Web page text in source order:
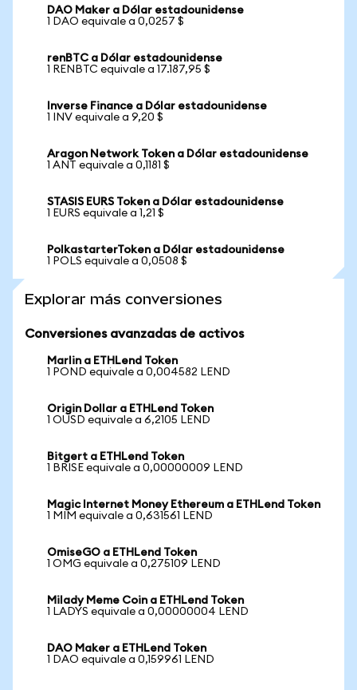
DAO Maker a Dólar estadounidense
1 DAO equivale a 0,0257 $
renBTC a Dólar estadounidense
1 RENBTC equivale a 17.187,95 $
Inverse Finance a Dólar estadounidense
1 INV equivale a 9,20 $
Aragon Network Token a Dólar estadounidense
1 ANT equivale a 0,1181 $
STASIS EURS Token a Dólar estadounidense
1 EURS equivale a 1,21 $
PolkastarterToken a Dólar estadounidense
1 POLS equivale a 0,0508 $
Explorar más conversiones
Conversiones avanzadas de activos
Marlin a ETHLend Token
1 POND equivale a 0,004582 LEND
Origin Dollar a ETHLend Token
1 OUSD equivale a 6,2105 LEND
Bitgert a ETHLend Token
1 BRISE equivale a 0,00000009 LEND
Magic Internet Money Ethereum a ETHLend Token
1 MIM equivale a 0,631561 LEND
OmiseGO a ETHLend Token
1 OMG equivale a 0,275109 LEND
Milady Meme Coin a ETHLend Token
1 LADYS equivale a 0,00000004 LEND
DAO Maker a ETHLend Token
1 DAO equivale a 0,159961 LEND